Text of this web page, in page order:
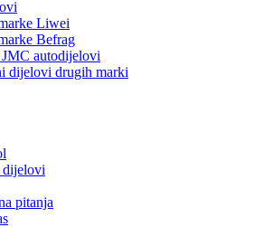
Liwei
Befrag
autodijelovi
dijelovi drugih marki
dijelovi
pitanja